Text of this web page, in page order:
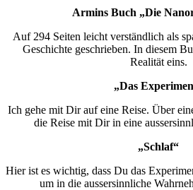
Armins Buch „Die
Auf 294 Seiten leicht verständlich als
Geschichte geschrieben. In diesem
Realität eins.
„Das
Ich gehe mit Dir auf eine Reise. Über
die Reise mit Dir in eine
„Schlaf“
Hier ist es wichtig, dass Du das
um in die aussersinnliche